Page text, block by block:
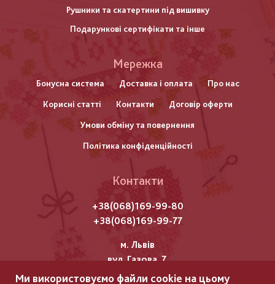
Рушники та скатертини під вишивку
Подарункові сертифікати та інше
нижнього
колонтитулу
Мережка
Бонусна система Доставка і оплата Про нас
Корисні статті Контакти Договір оферти
Умови обміну та повернення
Політика конфіденційності
Контакти
+38(068)169-99-80
+38(068)169-99-77
м. Львів
вул. Газова, 7
Ми використовуємо файли cookie на цьому